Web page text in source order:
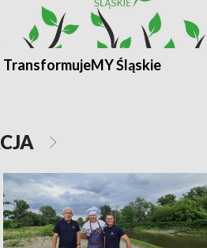
TransformujeMY Śląskie